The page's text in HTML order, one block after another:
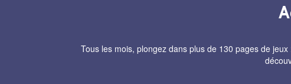
Tous les mois, plongez dans plus de 130 pages de